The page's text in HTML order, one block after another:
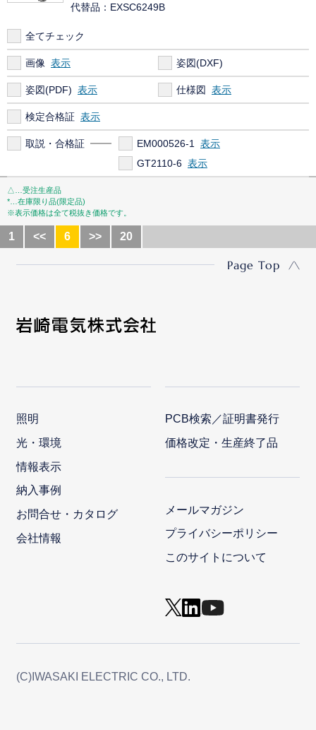
代替品：EXSC6249B
全てチェック
画像 姿図(DXF)
姿図(PDF) 仕様図
検定合格証
取説・合格証
EM000526-1
GT2110-6
△…受注生産品
*…在庫限り品(限定品)
※表示価格は全て税抜き価格です。
1 << 6 >> 20
Page Top
照明
光・環境
情報表示
納入事例
お問合せ・カタログ
会社情報
PCB検索／証明書発行
価格改定・生産終了品
メールマガジン
プライバシーポリシー
このサイトについて
(C)IWASAKI ELECTRIC CO., LTD.